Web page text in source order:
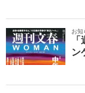
お知
ン